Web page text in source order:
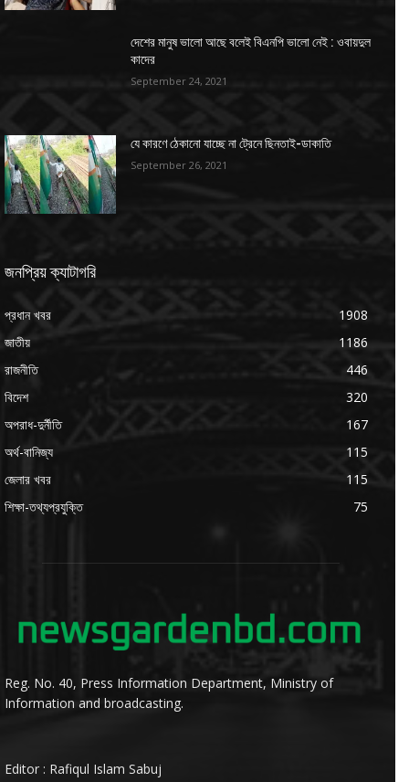
দেশের মানুষ ভালো আছে বলেই বিএনপি ভালো নেই : ওবায়দুল
কাদের
September 24, 2021
যে কারণে ঠেকানো যাচ্ছে না ট্রেনে ছিনতাই-ডাকাতি
September 26, 2021
জনপ্রিয় ক্যাটাগরি
প্রধান খবর
1908
জাতীয়
1186
রাজনীতি
446
বিদেশ
320
অপরাধ-দুর্নীতি
167
অর্থ-বানিজ্য
115
জেলার খবর
115
শিক্ষা-তথ্যপ্রযুক্তি
75
Reg. No. 40, Press Information Department, Ministry of
Information and broadcasting.
Editor : Rafiqul Islam Sabuj